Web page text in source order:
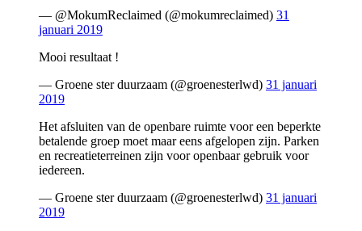
— @MokumReclaimed (@mokumreclaimed) 31
januari 2019
Mooi resultaat !
— Groene ster duurzaam (@groenesterlwd) 31 januari
2019
Het afsluiten van de openbare ruimte voor een beperkte
betalende groep moet maar eens afgelopen zijn. Parken
en recreatieterreinen zijn voor openbaar gebruik voor
iedereen.
— Groene ster duurzaam (@groenesterlwd) 31 januari
2019